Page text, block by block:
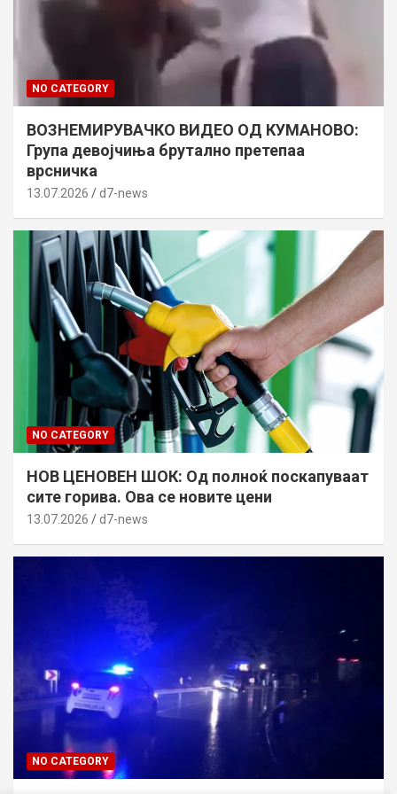
NO CATEGORY
ВОЗНЕМИРУВАЧКО ВИДЕО ОД КУМАНОВО:
Група девојчиња брутално претепаа
врсничка
13.07.2026 d7-news
NO CATEGORY
НОВ ЦЕНОВЕН ШОК: Од полноќ поскапуваат
сите горива. Ова се новите цени
13.07.2026 d7-news
NO CATEGORY